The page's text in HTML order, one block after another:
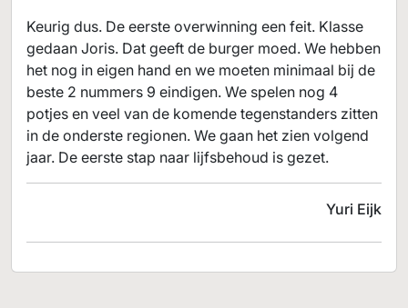
51...Nf2? 52.Rf5+ Kg3 53.Rxf2
52.Rg8 Ng353.Ke6 N e454. Rg6 N c5+ 55.
Kf6? Nd7+56. Kg7 N e557.g5 Kf5!58.Ra6
Keurig dus. De eerste overwinning een feit. Klasse
gedaan Joris. Dat geeft de burger moed. We hebben
het nog in eigen hand en we moeten minimaal bij de
beste 2 nummers 9 eindigen. We spelen nog 4
potjes en veel van de komende tegenstanders zitten
in de onderste regionen. We gaan het zien volgend
jaar. De eerste stap naar lijfsbehoud is gezet.
Yuri Eijk